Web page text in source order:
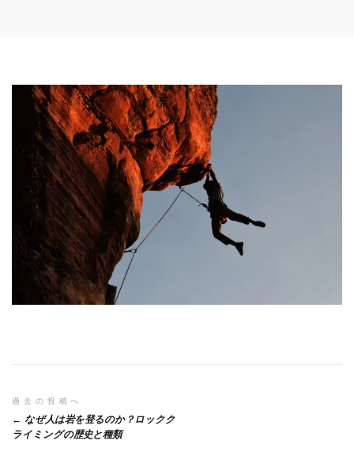
投
稿
過去の投稿へ
なぜ人は岩を登るのか？ロックク
ライミングの歴史と種類